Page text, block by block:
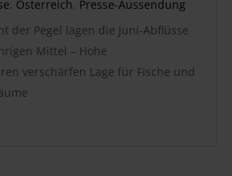
, Österreich, Presse-Aussendung
der Pegel lagen die Juni-Abflüsse
Mittel – Hohe
verschärfen Lage für Fische und